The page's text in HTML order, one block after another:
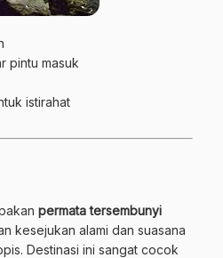
pintu masuk
istirahat
permata tersembunyi
kesejukan alami dan suasana
Destinasi ini sangat cocok